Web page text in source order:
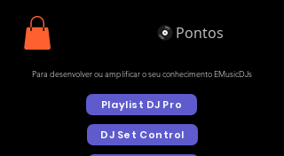
Pontos
Para desenvolver ou amplificar o seu conhecimento EMusicDJs
Playlist DJ Pro
DJ Set Control